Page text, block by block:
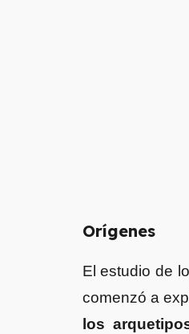
Orígenes
El estudio de
comenzó a
los